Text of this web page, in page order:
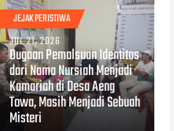
JEJAK PERISTIWA
JUL 21, 2026
Dugaan Pemalsuan Identitas
dari Nama Nursiah Menjadi
Kamariah di Desa Aeng
Towa, Masih Menjadi Sebuah
Misteri